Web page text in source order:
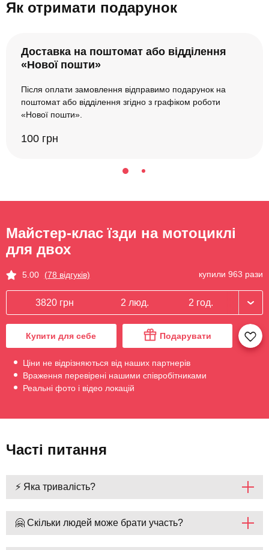
Як отримати подарунок
Доставка на поштомат або відділення
«Нової пошти»
Після оплати замовлення відправимо подарунок на
поштомат або відділення згідно з графіком роботи
«Нової пошти».
100 грн
Майстер-клас їзди на мотоциклі
для двох
5.00 (78 відгуків) купили 963 рази
3820 грн 2 люд. 2 год.
Купити для себе Подарувати
Ціни не відрізняються від наших партнерів
Враження перевірені нашими співробітниками
Реальні фото і відео локацій
Часті питання
⚡ Яка тривалість?
🤗 Скільки людей може брати участь?